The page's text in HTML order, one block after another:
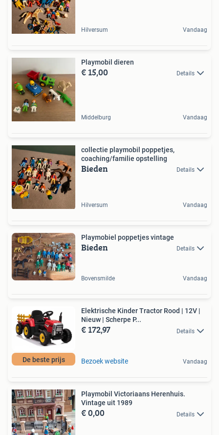
Hilversum Vandaag
Playmobil dieren
€ 15,00 Details
Middelburg Vandaag
collectie playmobil poppetjes,
coaching/familie opstelling
Bieden Details
Hilversum Vandaag
Playmobiel poppetjes vintage
Bieden Details
Bovensmilde Vandaag
De beste prijs
Elektrische Kinder Tractor Rood | 12V |
Nieuw | Scherpe P...
€ 172,97 Details
Bezoek website Vandaag
Playmobil Victoriaans Herenhuis.
Vintage uit 1989
€ 0,00 Details